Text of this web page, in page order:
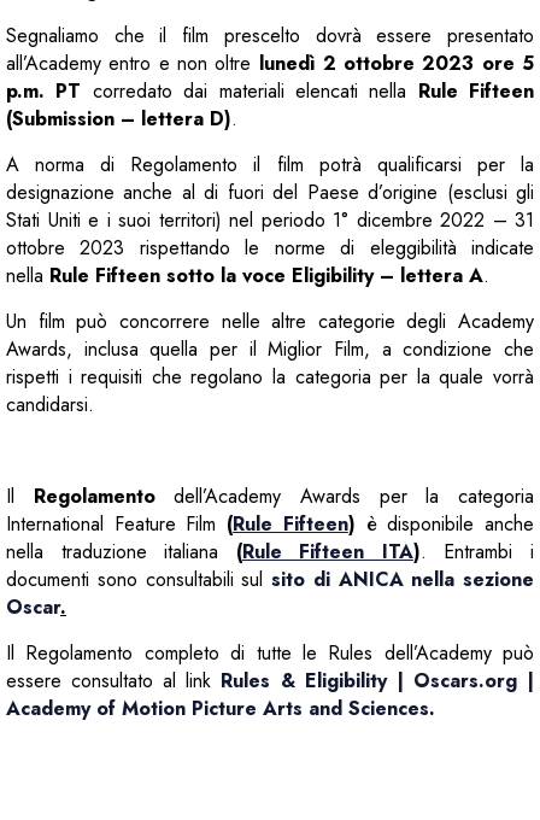
Segnaliamo che il film prescelto dovrà essere presentato
all’Academy entro e non oltre lunedì 2 ottobre 2023 ore 5
p.m. PT corredato dai materiali elencati nella Rule Fifteen
(Submission – lettera D).
A norma di Regolamento il film potrà qualificarsi per la
designazione anche al di fuori del Paese d’origine (esclusi gli
Stati Uniti e i suoi territori) nel periodo 1° dicembre 2022 – 31
ottobre 2023 rispettando le norme di eleggibilità indicate
nella Rule Fifteen sotto la voce Eligibility – lettera A.
Un film può concorrere nelle altre categorie degli Academy
Awards, inclusa quella per il Miglior Film, a condizione che
rispetti i requisiti che regolano la categoria per la quale vorrà
candidarsi.
Il Regolamentodell’Academy Awards per la categoria
International Feature Film (Rule Fifteen) è disponibile anche
nella traduzione italiana (Rule Fifteen ITA). Entrambi i
documenti sono consultabili sul sito di ANICA nella sezione
Oscar.
Il Regolamento completo di tutte le Rules dell’Academy può
essere consultato al link Rules & Eligibility | Oscars.org |
Academy of Motion Picture Arts and Sciences.